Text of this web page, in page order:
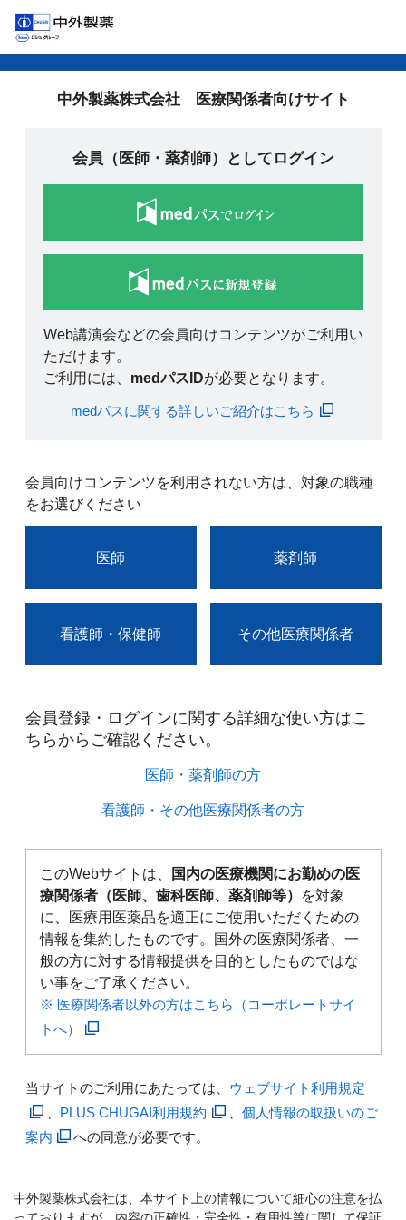
中外製薬株式会社 医療関係者向けサイト
会員（医師・薬剤師）としてログイン
Web講演会などの会員向けコンテンツがご利用い
ただけます。
ご利用には、 medパスIDが必要となります。
medパスに関する詳しいご紹介はこちら
会員向けコンテンツを利用されない方は、対象の職種
をお選びください
医師 薬剤師
看護師・保健師 その他医療関係者
会員登録・ログインに関する詳細な使い方はこ
ちらからご確認ください。​
医師・薬剤師の方​
看護師・その他医療関係者の方​
このWebサイトは、
国内の医療機関にお勤めの医
療関係者（医師、歯科医師、薬剤師等）
を対象
に、医療用医薬品を適正にご使用いただくための
情報を集約したものです。国外の医療関係者、一
般の方に対する情報提供を目的としたものではな
い事をご了承ください。
※ 医療関係者以外の方はこちら（コーポレートサイ
トへ）
当サイトのご利用にあたっては、 ウェブサイト利用規定
PLUS CHUGAI利用規約
個人情報の取扱いのご
案内
への同意が必要です。
中外製薬株式会社は、本サイト上の情報について細心の注意を払
っておりますが、内容の正確性・完全性・有用性等に関して保証